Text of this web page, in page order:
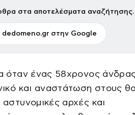
στα αποτελέσματα αναζήτησης.
στην Google
όταν ένας 58χρονος
και αναστάτωση στους
αρχές και